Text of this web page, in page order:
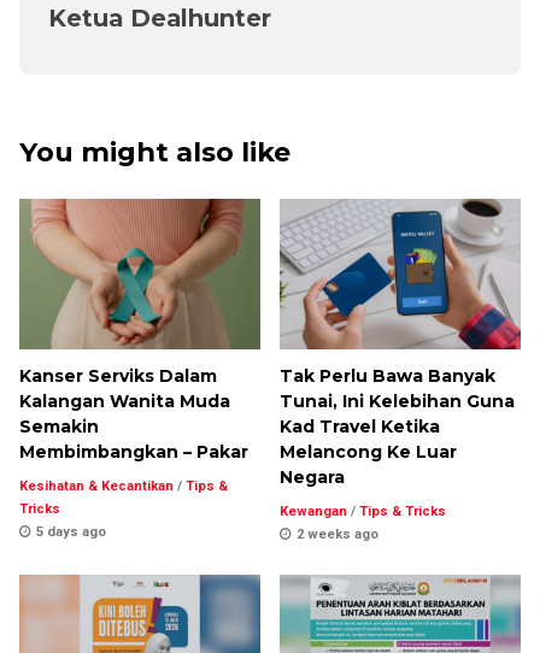
Ketua Dealhunter
You might also like
Kanser Serviks Dalam
Kalangan Wanita Muda
Semakin
Membimbangkan – Pakar
Kesihatan & Kecantikan / Tips &
Tricks
5 days ago
Tak Perlu Bawa Banyak
Tunai, Ini Kelebihan Guna
Kad Travel Ketika
Melancong Ke Luar
Negara
Kewangan / Tips & Tricks
2 weeks ago